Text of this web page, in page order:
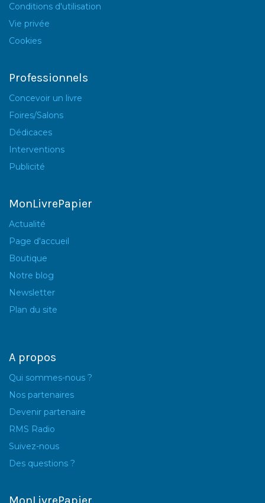
Conditions d'utilisation
Vie privée
Cookies
Professionnels
Concevoir un livre
Foires/Salons
Dédicaces
Interventions
Publicité
MonLivrePapier
Actualité
Page d'accueil
Boutique
Notre blog
Newsletter
Plan du site
A propos
Qui sommes-nous ?
Nos partenaires
Devenir partenaire
RMS Radio
Suivez-nous
Des questions ?
MonLivrePapier